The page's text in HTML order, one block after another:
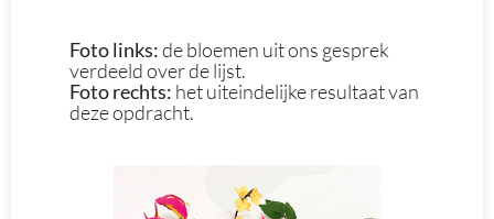
Foto links:de bloemen uit ons gesprek
verdeeld over de lijst.
Foto rechts: het uiteindelijke resultaat van
deze opdracht.